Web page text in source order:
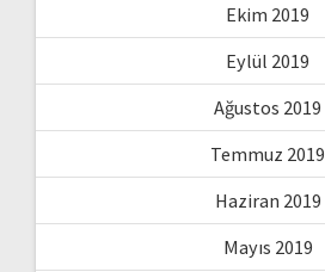
Ekim 2019
Eylül 2019
Ağustos 2019
Temmuz 2019
Haziran 2019
Mayıs 2019